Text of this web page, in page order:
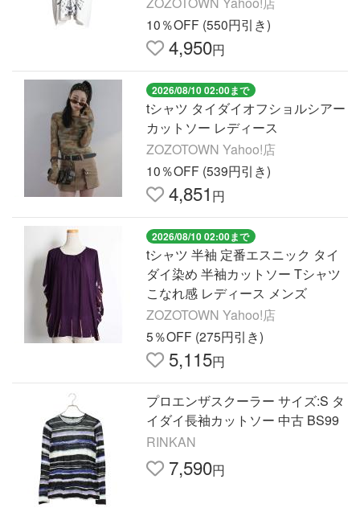
10％OFF (550円引き)
4,950円
2026/08/10 02:00まで
tシャツ タイダイオフショルシアー
カットソー レディース
ZOZOTOWN Yahoo!店
10％OFF (539円引き)
4,851 円
2026/08/10 02:00まで
tシャツ 半袖 定番エスニック タイ
ダイ染め 半袖カットソー Tシャツ
こなれ感 レディース メンズ
ZOZOTOWN Yahoo!店
5％OFF (275円引き)
5,115円
プロエンザスクーラー サイズ:S タ
イダイ長袖カットソー 中古 BS99
RINKAN
7,590円